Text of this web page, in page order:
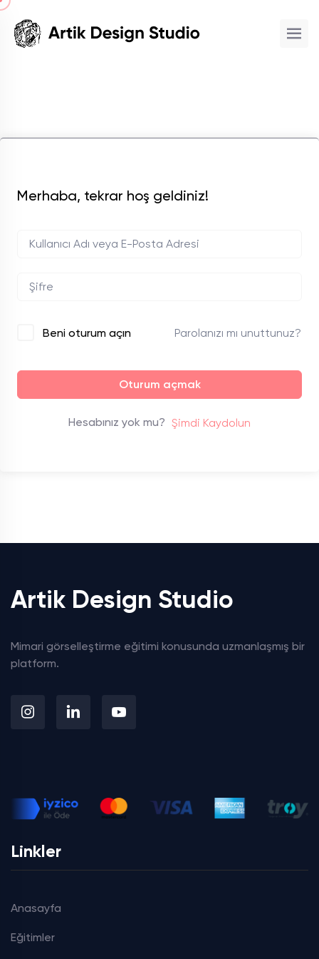
Merhaba, tekrar hoş geldiniz!
Beni oturum açın Parolanızı mı unuttunuz?
Oturum açmak
Hesabınız yok mu? Şimdi Kaydolun
Artik Design Studio
Mimari görselleştirme eğitimi konusunda uzmanlaşmış bir
platform.
Linkler
Anasayfa
Eğitimler